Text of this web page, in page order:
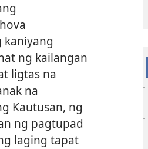
kaniyang
ng kailangan
ligtas na
na
Kautusan, ng
ng pagtupad
laging tapat